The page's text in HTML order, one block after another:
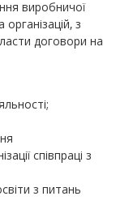
виробничої
з
договори на
співпраці з
з питань